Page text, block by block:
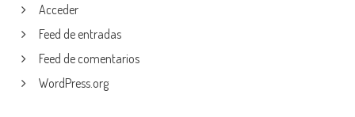
Acceder
Feed de entradas
Feed de comentarios
WordPress.org